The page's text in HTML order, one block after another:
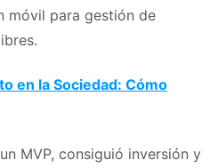
móvil para gestión de
en la Sociedad: Cómo
MVP, consiguió inversión y